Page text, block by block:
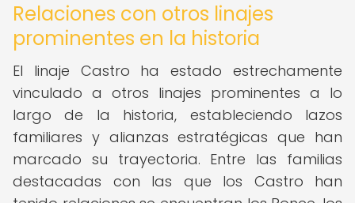
Relaciones con otros linajes
prominentes en la historia
El linaje Castro ha estado estrechamente
vinculado a otros linajes prominentes a lo
largo de la historia, estableciendo lazos
familiares y alianzas estratégicas que han
marcado su trayectoria. Entre las familias
destacadas con las que los Castro han